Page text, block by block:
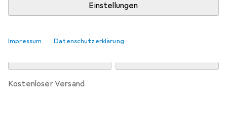
Einstellungen
Impressum Datenschutzerklärung
kostenloser Versand